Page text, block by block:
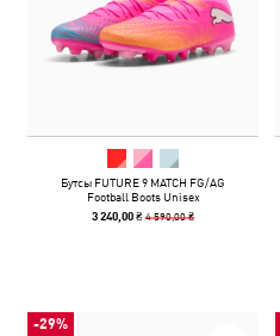
Бутсы FUTURE 9 MATCH FG/AG
Football Boots Unisex
3 240,00 ₴4 590,00 ₴
-29%